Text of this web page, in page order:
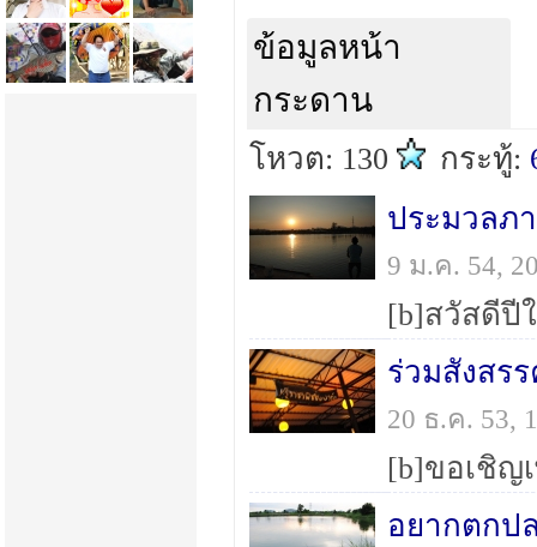
ข้อมูลหน้า
กระดาน
โหวต: 130 กระทู้:
ประมวลภ
9 ม.ค. 54,
ร่วมสังสร
20 ธ.ค. 53,
อยากตกป